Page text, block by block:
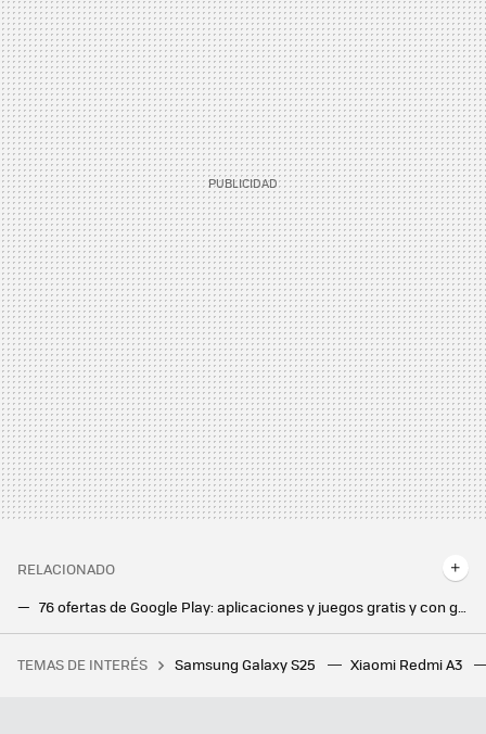
RELACIONADO
68 ofertas de Google Play: aplicaciones y juegos gratis y con grandes descuentos por poco tiempo
Ni ingeniería ni programación: la generación Z 'pasa' de carreras tecnológicas. Tienen otro sector favorito
TEMAS DE INTERÉS Samsung Galaxy S25 Xiaomi Redmi A3